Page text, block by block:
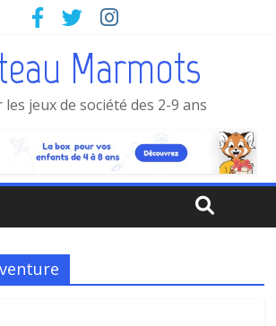
Marmots
jeux de société des 2-9 ans